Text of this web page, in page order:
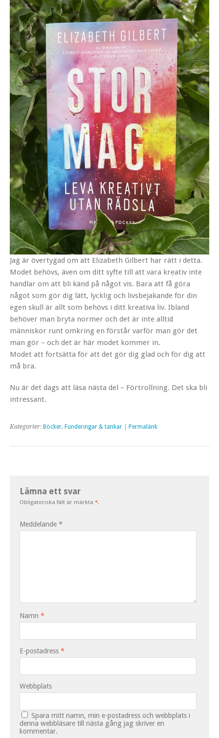
Jag är övertygad om att Elizabeth Gilbert har rätt i detta.
Modet behövs, även om ditt syfte till att vara kreativ inte
handlar om att bli känd på något vis. Bara att få göra
något som gör dig lätt, lycklig och livsbejakande för din
egen skull är allt som behövs i ditt kreativa liv. Ibland
behöver man bryta normer och det är inte alltid
människor runt omkring en förstår varför man gör det
man gör – och det är här modet kommer in.
Modet att fortsätta för att det gör dig glad och för dig att
må bra.
Nu är det dags att läsa nästa del – Förtrollning. Det ska bli
intressant.
Kategorier: Böcker, Funderingar & tankar Permalänk
Lämna ett svar
Obligatoriska fält är märkta *.
Meddelande *
Namn *
E-postadress *
Webbplats
Spara mitt namn, min e-postadress och webbplats i
denna webbläsare till nästa gång jag skriver en
kommentar.